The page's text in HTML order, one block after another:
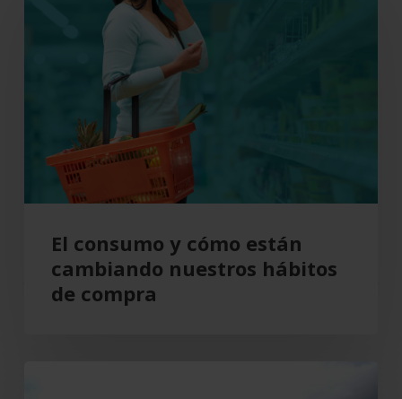
nuestros
hábitos
compra
El consumo y cómo están
cambiando nuestros hábitos
de compra